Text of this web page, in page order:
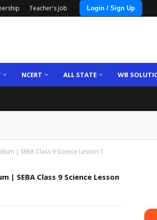
Teacher's Job Login / Sign Up
NCERT ALL STATE WB
| SEBA Class 9 Science Lesson 1
| SEBA Class 9 Science Lesson